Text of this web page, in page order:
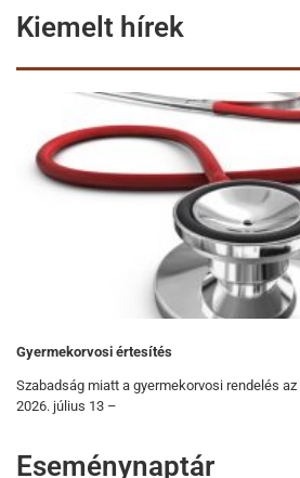
Kiemelt hírek
Gyermekorvosi értesítés
Szabadság miatt a gyermekorvosi rendelés
2026. július 13 –
Eseménynaptár